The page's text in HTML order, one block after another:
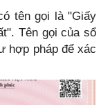
tên gọi là "Giấy
Tên gọi của sổ
hợp pháp để xác